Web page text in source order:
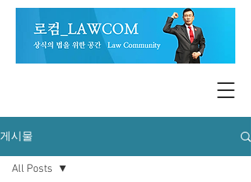
게시물
All Posts